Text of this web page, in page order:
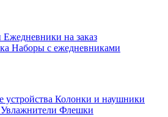
Ежедневники на заказ
Наборы с ежедневниками
устройства Колонки и наушники
Увлажнители Флешки